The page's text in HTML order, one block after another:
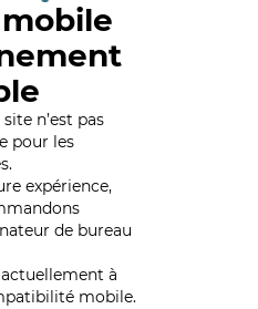
n’est pas
pour les
expérience,
de bureau
à
mobile.